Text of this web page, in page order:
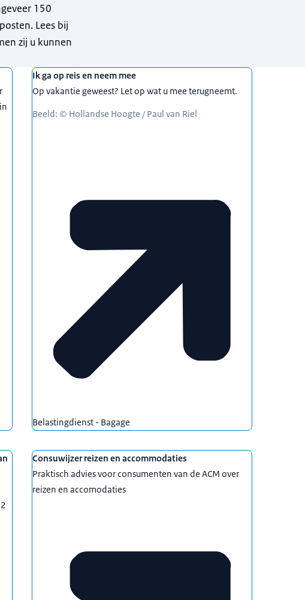
150
Lees bij
zij u kunnen
Ik ga op reis en neem mee
Op vakantie geweest? Let op wat u mee terugneemt.
Beeld: © Hollandse Hoogte / Paul van Riel
Belastingdienst - Bagage
Consuwijzer reizen en accommodaties
Praktisch advies voor consumenten van de ACM over
reizen en accomodaties